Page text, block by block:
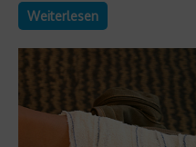
Weiterlesen